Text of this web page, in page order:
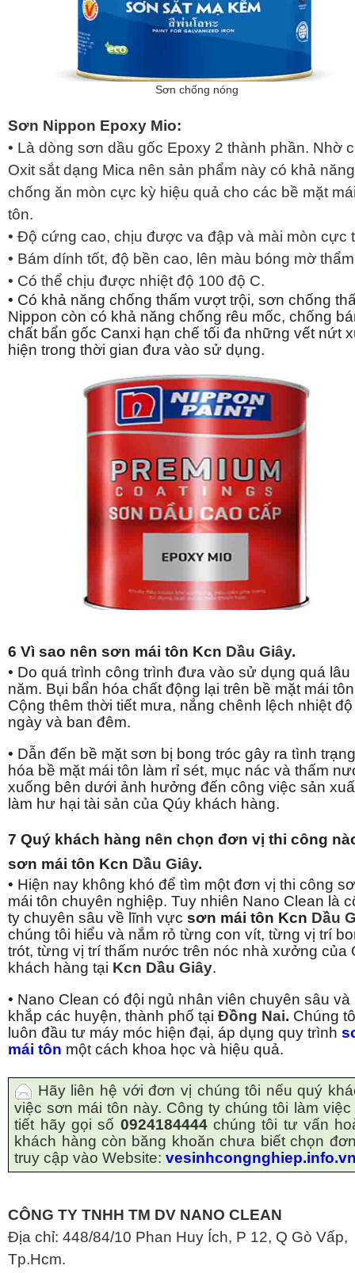
Sơn chống nóng
Sơn Nippon Epoxy Mio:
• Là dòng sơn dầu gốc Epoxy 2 thành phần. Nhờ
Oxit sắt dạng Mica nên sản phẩm này có khả năng
chống ăn mòn cực kỳ hiệu quả cho các bề mặt
tôn.
• Độ cứng cao, chịu được va đập và mài mòn cực
• Bám dính tốt, độ bền cao, lên màu bóng mờ
• Có thể chịu được nhiệt độ 100 độ C.
• Có khả năng chống thấm vượt trội, sơn chống
Nippon còn có khả năng chống rêu mốc, chống
chất bẩn gốc Canxi hạn chế tối đa những vết nứt
hiện trong thời gian đưa vào sử dụng.
6 Vì sao nên sơn mái tôn Kcn Dầu Giây.
• Do quá trình công trình đưa vào sử dụng quá lâu
năm. Bụi bẩn hóa chất động lại trên bề mặt mái
Cộng thêm thời tiết mưa, nắng chênh lệch nhiệt
ngày và ban đêm.
• Dẫn đến bề mặt sơn bị bong tróc gây ra tình
hóa bề mặt mái tôn làm rỉ sét, mục nác và thấm
xuống bên dưới ảnh hưởng đến công việc sản
làm hư hại tài sản của Qúy khách hàng.
7 Quý khách hàng nên chọn đơn vị thi công
sơn mái tôn Kcn Dầu Giây.
• Hiện nay không khó để tìm một đơn vị thi công
mái tôn chuyên nghiệp. Tuy nhiên Nano Clean là
ty chuyên sâu về lĩnh vực sơn mái tôn Kcn Dầu
chúng tôi hiểu và nắm rỏ từng con vít, từng vị trí
trót, từng vị trí thấm nước trên nóc nhà xưởng của
khách hàng tại Kcn Dầu Giây.
• Nano Clean có đội ngủ nhân viên chuyên sâu và
khắp các huyện, thành phố tại Đồng Nai. Chúng
luôn đầu tư máy móc hiện đại, áp dụng quy trình
mái tôn một cách khoa học và hiệu quả.
Hãy liên hệ với đơn vị chúng tôi nếu quý
việc sơn mái tôn này. Công ty chúng tôi làm
tiết hãy gọi số 0924184444chúng tôi tư vấn
khách hàng còn băng khoăn chưa biết chọn
truy cập vào Website:
CÔNG TY TNHH TM DV NANO CLEAN
Địa chỉ: 448/84/10 Phan Huy Ích, P 12, Q Gò Vấp,
Tp.Hcm.